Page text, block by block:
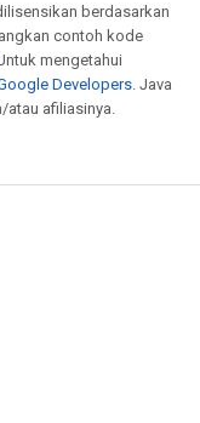
berdasarkan
contoh kode
Untuk mengetahui
Developers . Java
afiliasinya.